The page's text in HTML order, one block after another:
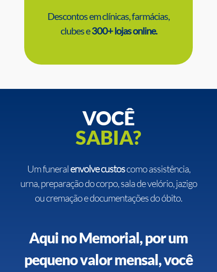
Descontos em clínicas, farmácias,
clubes e300+ lojas online.
VOCÊ
SABIA?
Um funeralenvolve custoscomo assistência,
urna, preparação do corpo, sala de velório, jazigo
ou cremação e documentações do óbito.
Aqui no Memorial, por um
pequeno valor mensal, você